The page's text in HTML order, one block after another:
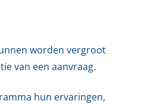
worden vergroot
van een aanvraag.
hun ervaringen,